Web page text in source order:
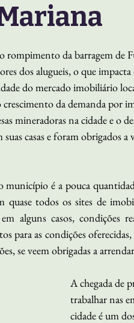
da barragem de
dos alugueis, o que
do mercado imobiliário
da demanda por
mineradoras na cidade e o
casas e foram obrigados a
é a pouca
quase todos os sites de
alguns casos, condições
para as condições
se veem obrigadas a
A chegada de
trabalhar nas
cidade é um